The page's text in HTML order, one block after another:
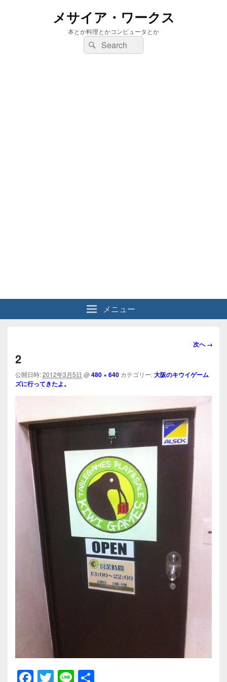
メサイア・ワークス
本とか料理とかコンピュータとか
検
索:
検
索
メニュー
画
ビ
ー
シ
ョ
ン
次へ →
2
公開日時:2012年3月5日 @480 × 640 カテゴリー:大阪のキウイゲーム
ズに行ってきたよ。